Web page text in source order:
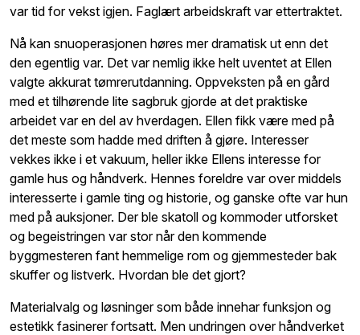
var tid for vekst igjen. Faglært arbeidskraft var ettertraktet.
Nå kan snuoperasjonen høres mer dramatisk ut enn det
den egentlig var. Det var nemlig ikke helt uventet at Ellen
valgte akkurat tømrerutdanning. Oppveksten på en gård
med et tilhørende lite sagbruk gjorde at det praktiske
arbeidet var en del av hverdagen. Ellen fikk være med på
det meste som hadde med driften å gjøre. Interesser
vekkes ikke i et vakuum, heller ikke Ellens interesse for
gamle hus og håndverk. Hennes foreldre var over middels
interesserte i gamle ting og historie, og ganske ofte var hun
med på auksjoner. Der ble skatoll og kommoder utforsket
og begeistringen var stor når den kommende
byggmesteren fant hemmelige rom og gjemmesteder bak
skuffer og listverk. Hvordan ble det gjort?
Materialvalg og løsninger som både innehar funksjon og
estetikk fasinerer fortsatt. Men undringen over håndverket